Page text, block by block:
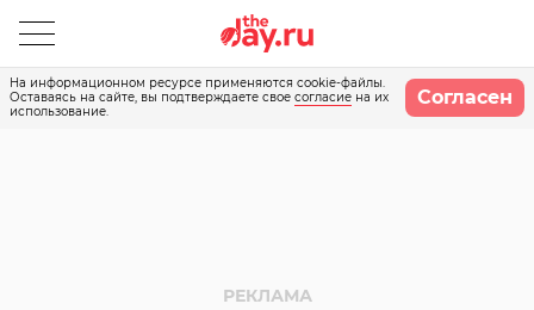
На информационном ресурсе применяются cookie-файлы.
Оставаясь на сайте, вы подтверждаете свое согласие на их
использование.
Согласен